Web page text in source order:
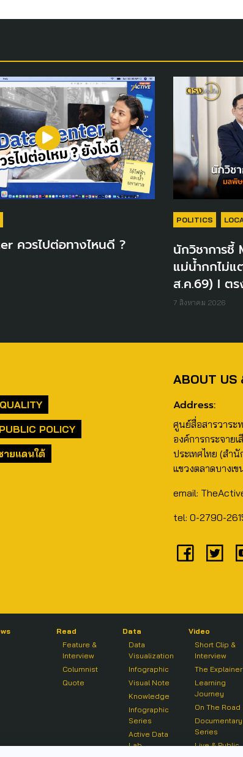
ควรไปต่อทางไหนดี ?
POLITICS
นักวิชาการชี้
แม่น้ำกกไม่
ส.ค.69) I ตร
7 สิงหาคม 2026
PUBLIC POLICY
ายแดนใต้
ABOUT US
Address:
ศูนย์สื่อสารวาระ
องค์การกระจาย
ประเทศไทย (สำ
แขวงตลาดบางเข
email:
tel: 0-2790-
Read
Feature &
Interview
Columnist
Quote
Data
Data
Visualization
Infographic
Visual Note
Knowledge
Infographic
Series
Active Data
Lab
Video
Short Clip &
Interview
The Explainer
Learning
Journey
On The Road
Documentary
Series
Live & Public